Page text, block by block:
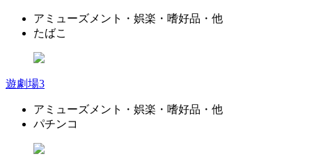
アミューズメント・娯楽・嗜好品・他
たばこ
遊劇場3
アミューズメント・娯楽・嗜好品・他
パチンコ